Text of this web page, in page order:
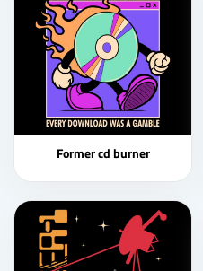
Former cd burner